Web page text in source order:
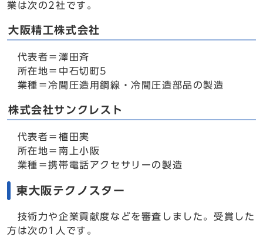
業は次の2社です。
大阪精工株式会社
代表者＝澤田斉
所在地＝中石切町5
業種＝冷間圧造用鋼線・冷間圧造部品の製造
株式会社サンクレスト
代表者＝植田実
所在地＝南上小阪
業種＝携帯電話アクセサリーの製造
東大阪テクノスター
技術力や企業貢献度などを審査しました。受賞した
方は次の1人です。